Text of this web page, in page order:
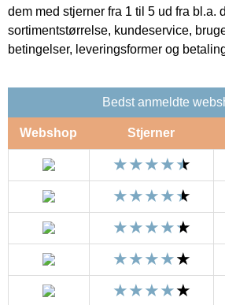
dem med stjerner fra 1 til 5 ud fra bl.a.
sortimentstørrelse, kundeservice,
betingelser, leveringsformer og
Bedst anmeldte
Webshop Stjerner